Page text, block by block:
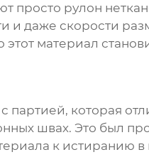
просто рулон
и даже скорости
материал
партией, которая
швах. Это был
к